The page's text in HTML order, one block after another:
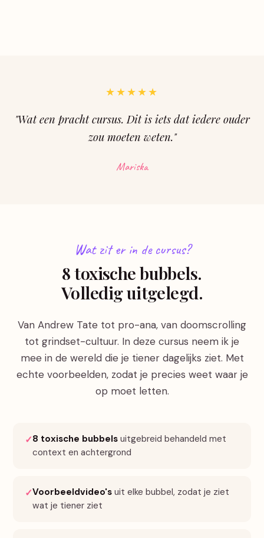
★★★★★
"Wat een pracht cursus. Dit is iets dat iedere ouder
zou moeten weten."
Mariska
Wat zit er in de cursus?
8 toxische bubbels.
Volledig uitgelegd.
Van Andrew Tate tot pro-ana, van doomscrolling
tot grindset-cultuur. In deze cursus neem ik je
mee in de wereld die je tiener dagelijks ziet. Met
echte voorbeelden, zodat je precies weet waar je
op moet letten.
✓8 toxische bubbels uitgebreid behandeld met
context en achtergrond
✓Voorbeeldvideo's uit elke bubbel, zodat je ziet
wat je tiener ziet